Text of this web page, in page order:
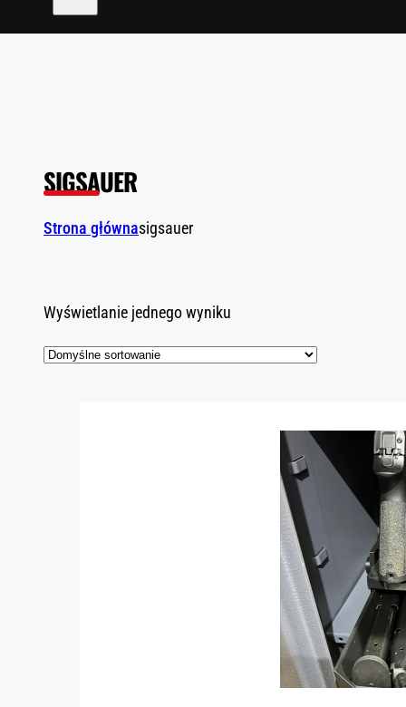
SIGSAUER
Strona głównasigsauer
Wyświetlanie jednego wyniku